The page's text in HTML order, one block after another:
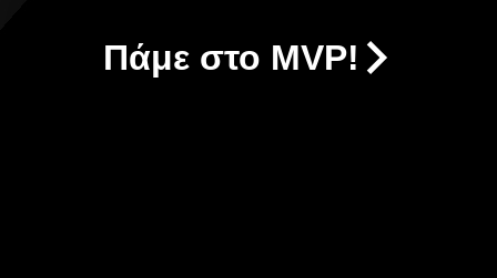
Πάμε στο MVP!